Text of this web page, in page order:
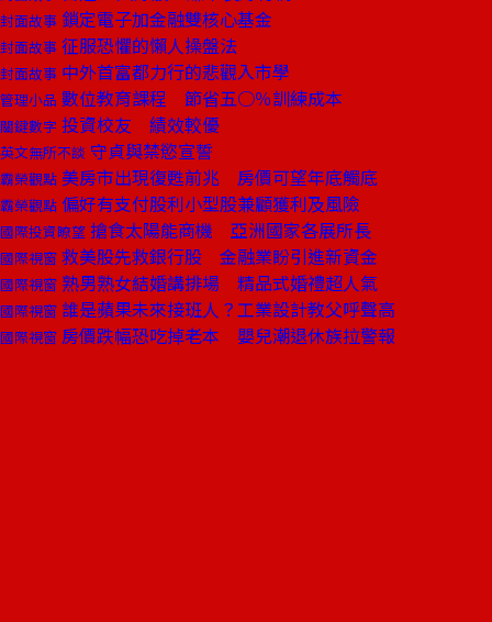
封面故事 鎖定電子加金融雙核心基金
封面故事 征服恐懼的懶人操盤法
封面故事 中外首富都力行的悲觀入市學
管理小品 數位教育課程 節省五○％訓練成本
關鍵數字 投資校友 績效較優
英文無所不談 守貞與禁慾宣誓
霸榮觀點 美房市出現復甦前兆 房價可望年底觸底
霸榮觀點 偏好有支付股利小型股兼顧獲利及風險
國際投資瞭望 搶食太陽能商機 亞洲國家各展所長
國際視窗 救美股先救銀行股 金融業盼引進新資金
國際視窗 熟男熟女結婚講排場 精品式婚禮超人氣
國際視窗 誰是蘋果未來接班人？工業設計教父呼聲高
國際視窗 房價跌幅恐吃掉老本 嬰兒潮退休族拉警報